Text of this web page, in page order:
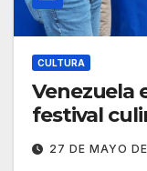
CULTURA
Venezuela
festival
27 DE MAYO